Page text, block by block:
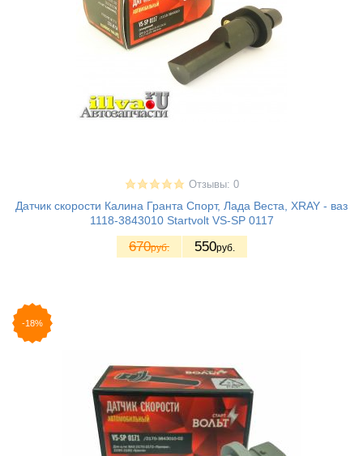
Отзывы: 0
Датчик скорости Калина Гранта Спорт, Лада Веста, XRAY - ваз
1118-3843010 Startvolt VS-SP 0117
670руб. 550руб.
-18%